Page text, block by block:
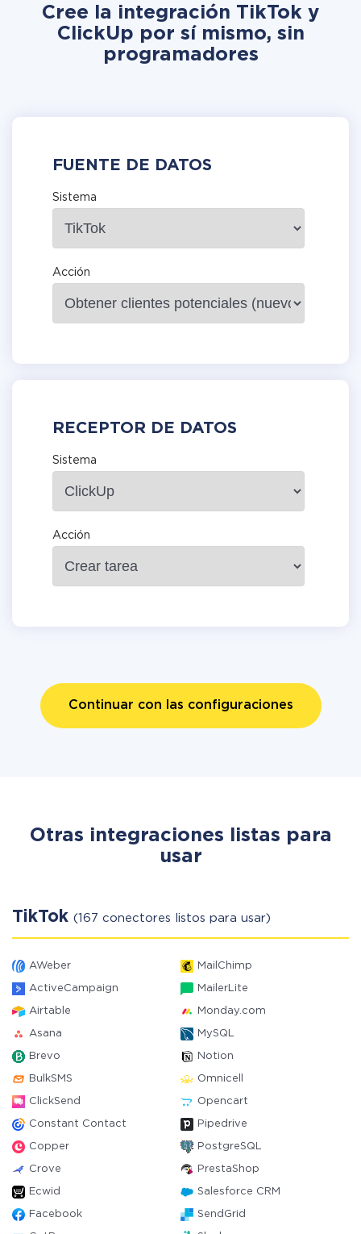
Cree la integración TikTok y
ClickUp por sí mismo, sin
programadores
FUENTE DE DATOS
Sistema
Acción
RECEPTOR DE DATOS
Sistema
Acción
Continuar con las configuraciones
Otras integraciones listas para
usar
TikTok (167 conectores listos para usar)
AWeber MailChimp
ActiveCampaign MailerLite
Airtable Monday.com
Asana MySQL
Brevo Notion
BulkSMS Omnicell
ClickSend Opencart
Constant Contact Pipedrive
Copper PostgreSQL
Crove PrestaShop
Ecwid Salesforce CRM
Facebook SendGrid